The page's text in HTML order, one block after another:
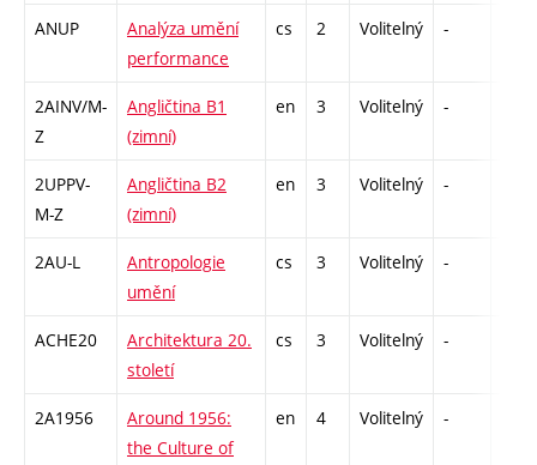
ANUP
Analýza umění
performance
cs 2 Volitelný -
2AINV/M-
Z
Angličtina B1
(zimní)
en 3 Volitelný -
2UPPV-
M-Z
Angličtina B2
(zimní)
en 3 Volitelný -
2AU-L
Antropologie
umění
cs 3 Volitelný -
ACHE20
Architektura 20.
století
cs 3 Volitelný -
2A1956
Around 1956:
the Culture of
en 4 Volitelný -